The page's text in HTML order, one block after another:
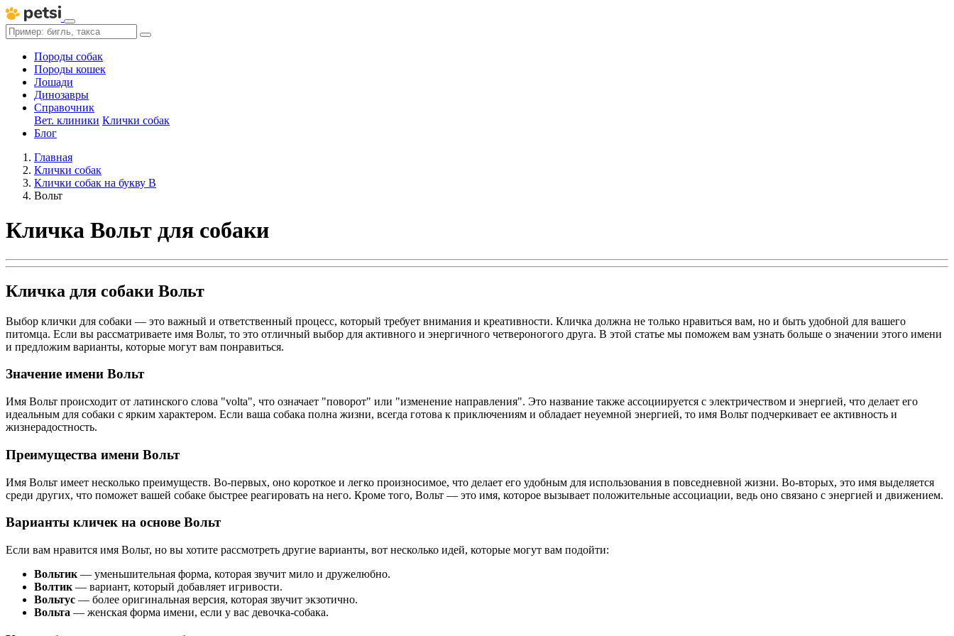
Породы собак
Породы кошек
Лошади
Динозавры
Справочник
Вет. клиники Клички собак
Блог
Главная
Клички собак
Клички собак на букву В
Вольт
Кличка Вольт для собаки
Кличка для собаки Вольт
Выбор клички для собаки — это важный и ответственный процесс, который требует внимания и креативности. Кличка должна не только нравиться вам, но и быть удобной для вашего
питомца. Если вы рассматриваете имя Вольт, то это отличный выбор для активного и энергичного четвероногого друга. В этой статье мы поможем вам узнать больше о значении этого имени
и предложим варианты, которые могут вам понравиться.
Значение имени Вольт
Имя Вольт происходит от латинского слова "volta", что означает "поворот" или "изменение направления". Это название также ассоциируется с электричеством и энергией, что делает его
идеальным для собаки с ярким характером. Если ваша собака полна жизни, всегда готова к приключениям и обладает неуемной энергией, то имя Вольт подчеркивает ее активность и
жизнерадостность.
Преимущества имени Вольт
Имя Вольт имеет несколько преимуществ. Во-первых, оно короткое и легко произносимое, что делает его удобным для использования в повседневной жизни. Во-вторых, это имя выделяется
среди других, что поможет вашей собаке быстрее реагировать на него. Кроме того, Вольт — это имя, которое вызывает положительные ассоциации, ведь оно связано с энергией и движением.
Варианты кличек на основе Вольт
Если вам нравится имя Вольт, но вы хотите рассмотреть другие варианты, вот несколько идей, которые могут вам подойти:
Вольтик — уменьшительная форма, которая звучит мило и дружелюбно.
Волтик — вариант, который добавляет игривости.
Вольтус — более оригинальная версия, которая звучит экзотично.
Вольта — женская форма имени, если у вас девочка-собака.